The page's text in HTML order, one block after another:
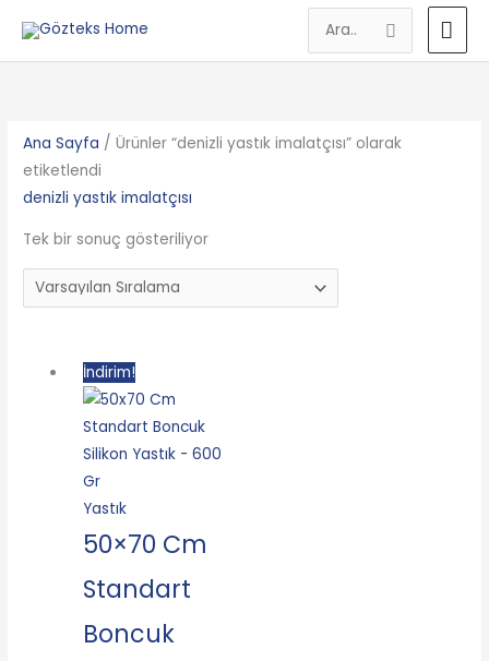
atla
Search
for:
Ana Sayfa / Ürünler “denizli yastık imalatçısı” olarak
etiketlendi
denizli yastık imalatçısı
Tek bir sonuç gösteriliyor
İndirim!
Yastık
50×70 Cm
Standart
Boncuk
249.90₺.